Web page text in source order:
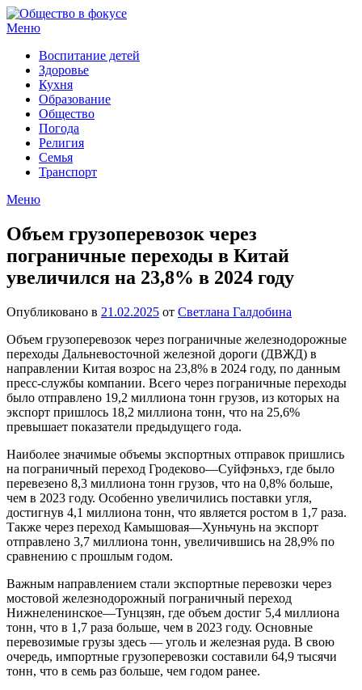
Перейти
к
Меню
Воспитание детей
Здоровье
Кухня
Образование
Общество
Погода
Религия
Семья
Транспорт
Меню
Объем грузоперевозок через
пограничные переходы в Китай
увеличился на 23,8% в 2024 году
Опубликовано в 21.02.2025 от Светлана Галдобина
Объем грузоперевозок через пограничные железнодорожные
переходы Дальневосточной железной дороги (ДВЖД) в
направлении Китая возрос на 23,8% в 2024 году, по данным
пресс-службы компании. Всего через пограничные переходы
было отправлено 19,2 миллиона тонн грузов, из которых на
экспорт пришлось 18,2 миллиона тонн, что на 25,6%
превышает показатели предыдущего года.
Наиболее значимые объемы экспортных отправок пришлись
на пограничный переход Гродеково—Суйфэньхэ, где было
перевезено 8,3 миллиона тонн грузов, что на 0,8% больше,
чем в 2023 году. Особенно увеличились поставки угля,
достигнув 4,1 миллиона тонн, что является ростом в 1,7 раза.
Также через переход Камышовая—Хуньчунь на экспорт
отправлено 3,7 миллиона тонн, увеличившись на 28,9% по
сравнению с прошлым годом.
Важным направлением стали экспортные перевозки через
мостовой железнодорожный пограничный переход
Нижнеленинское—Тунцзян, где объем достиг 5,4 миллиона
тонн, что в 1,7 раза больше, чем в 2023 году. Основные
перевозимые грузы здесь — уголь и железная руда. В свою
очередь, импортные грузоперевозки составили 64,9 тысячи
тонн, что в семь раз больше, чем годом ранее.